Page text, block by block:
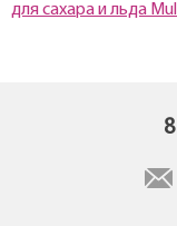
для сахара и льда